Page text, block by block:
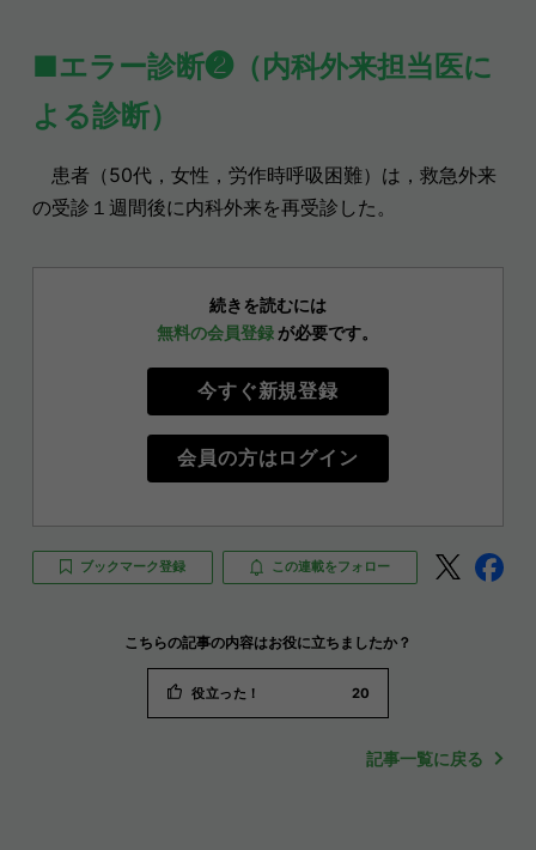
■エラー診断❷（内科外来担当医に
よる診断）
患者（50代，女性，労作時呼吸困難）は，救急外来
の受診１週間後に内科外来を再受診した。
続きを読むには
無料の会員登録 が必要です。
今すぐ新規登録
会員の方はログイン
ブックマーク登録 この連載をフォロー
こちらの記事の内容はお役に立ちましたか？
役立った！ 20
記事一覧に戻る